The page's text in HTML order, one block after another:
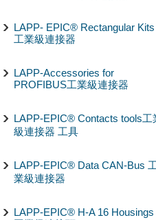
LAPP- EPIC® Rectangular Kits
工業級連接器
LAPP-Accessories for
PROFIBUS工業級連接器
LAPP-EPIC® Contacts tools工
級連接器 工具
LAPP-EPIC® Data CAN-Bus
業級連接器
LAPP-EPIC® H-A 16 Housings